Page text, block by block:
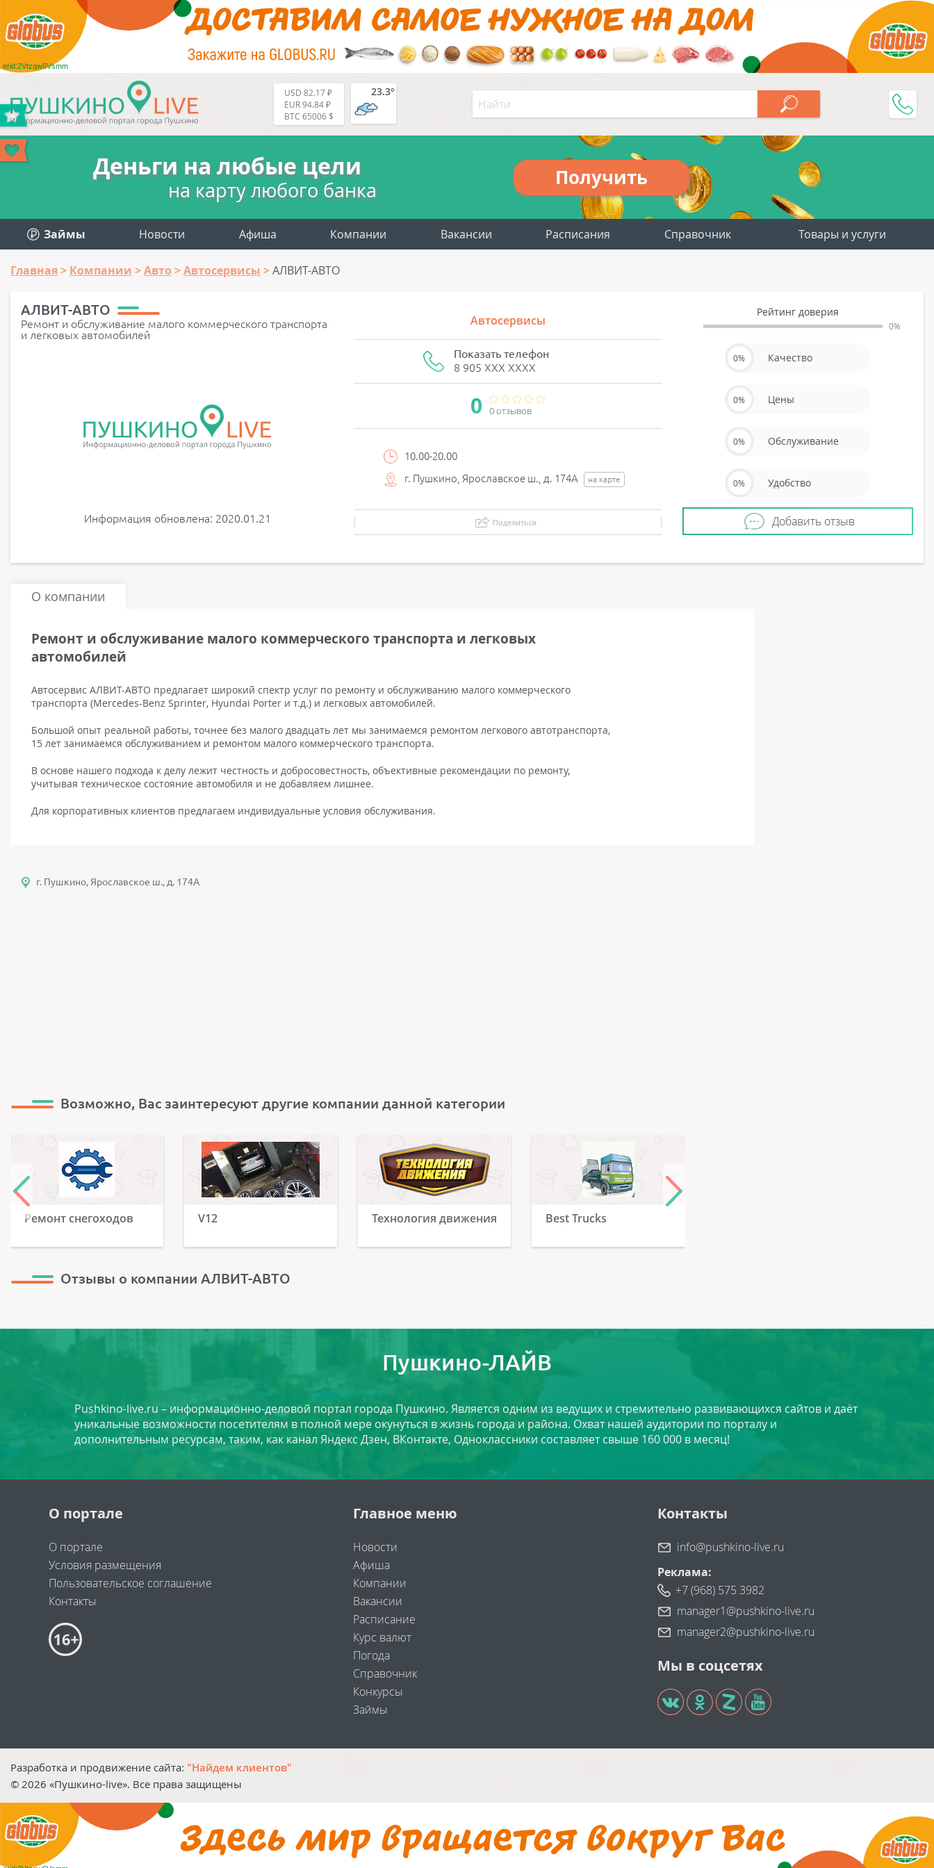
erid:2Vtzqw6Vsmm
USD 82.17 ₽
EUR 94.84 ₽
BTC 65006 $
23.3°
Деньги на любые цели
на карту любого банка
Получить
Займы Новости Афиша Компании Вакансии Расписания Справочник Товары и услуги
Главная Компании Авто Автосервисы АЛВИТ-АВТО
АЛВИТ-АВТО
Ремонт и обслуживание малого коммерческого транспорта
и легковых автомобилей
Информация обновлена: 2020.01.21
Автосервисы
Показать телефон
8 905 XXX XXXX
0 0 отзывов
10.00-20.00
г. Пушкино, Ярославское ш., д. 174А
на карте
Поделиться
Рейтинг доверия
0%
0% Качество
0% Цены
0% Обслуживание
0% Удобство
Добавить отзыв
О компании
Ремонт и обслуживание малого коммерческого транспорта и легковых
автомобилей
Автосервис АЛВИТ-АВТО предлагает широкий спектр услуг по ремонту и обслуживанию малого коммерческого
транспорта (Mercedes-Benz Sprinter, Hyundai Porter и т.д.) и легковых автомобилей.
Большой опыт реальной работы, точнее без малого двадцать лет мы занимаемся ремонтом легкового автотранспорта,
15 лет занимаемся обслуживанием и ремонтом малого коммерческого транспорта.
В основе нашего подхода к делу лежит честность и добросовестность, объективные рекомендации по ремонту,
учитывая техническое состояние автомобиля и не добавляем лишнее.
Для корпоративных клиентов предлагаем индивидуальные условия обслуживания.
г. Пушкино, Ярославское ш., д. 174А
Возможно, Вас заинтересуют другие компании данной категории
Ремонт снегоходов V12 Технология движения Best Trucks
Отзывы о компании АЛВИТ-АВТО
Пушкино-ЛАЙВ
Pushkino-live.ru – информационно-деловой портал города Пушкино. Является одним из ведущих и стремительно развивающихся сайтов и даёт
уникальные возможности посетителям в полной мере окунуться в жизнь города и района. Охват нашей аудитории по порталу и
дополнительным ресурсам, таким, как канал Яндекс Дзен, ВКонтакте, Одноклассники составляет свыше 160 000 в месяц!
О портале
О портале
Условия размещения
Пользовательское соглашение
Контакты
Главное меню
Новости
Афиша
Компании
Вакансии
Расписание
Курс валют
Погода
Справочник
Конкурсы
Займы
Контакты
info@pushkino-live.ru
Реклама:
+7 (968) 575 3982
manager1@pushkino-live.ru
manager2@pushkino-live.ru
Мы в соцсетях
Разработка и продвижение сайта: "Найдем клиентов"
© 2026 «Пушкино-live». Все права защищены